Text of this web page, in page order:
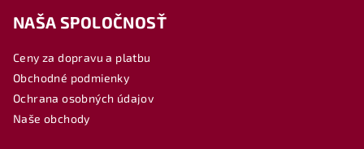
NAŠA SPOLOČNOSŤ
Ceny za dopravu a platbu
Obchodné podmienky
Ochrana osobných údajov
Naše obchody